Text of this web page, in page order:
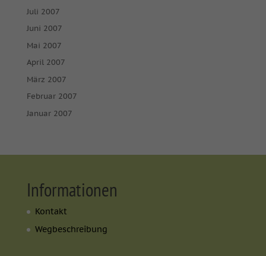
Juli 2007
Juni 2007
Mai 2007
April 2007
März 2007
Februar 2007
Januar 2007
Informationen
Kontakt
Wegbeschreibung